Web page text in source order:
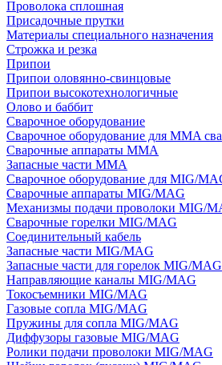
Проволока сплошная
Присадочные прутки
Материалы специального назначения
Строжка и резка
Припои
Припои оловянно-свинцовые
Припои высокотехнологичные
Олово и баббит
Сварочное оборудование
Сварочное оборудование для MMA
Сварочные аппараты MMA
Запасные части MMA
Сварочное оборудование для MIG/
Сварочные аппараты MIG/MAG
Механизмы подачи проволоки MIG/
Сварочные горелки MIG/MAG
Соединительный кабель
Запасные части MIG/MAG
Запасные части для горелок MIG/MAG
Направляющие каналы MIG/MAG
Токосъемники MIG/MAG
Газовые сопла MIG/MAG
Пружины для сопла MIG/MAG
Диффузоры газовые MIG/MAG
Ролики подачи проволоки MIG/MAG